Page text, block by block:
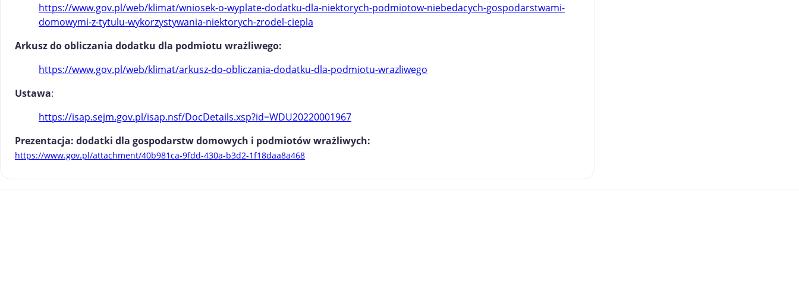
https://www.gov.pl/web/klimat/wniosek-o-wyplate-dodatku-dla-niektorych-podmiotow-niebedacych-gospodarstwami-
domowymi-z-tytulu-wykorzystywania-niektorych-zrodel-ciepla
Arkusz do obliczania dodatku dla podmiotu wrażliwego:
https://www.gov.pl/web/klimat/arkusz-do-obliczania-dodatku-dla-podmiotu-wrazliwego
Ustawa:
https://isap.sejm.gov.pl/isap.nsf/DocDetails.xsp?id=WDU20220001967
Prezentacja: dodatki dla gospodarstw domowych i podmiotów wrażliwych:
https://www.gov.pl/attachment/40b981ca-9fdd-430a-b3d2-1f18daa8a468